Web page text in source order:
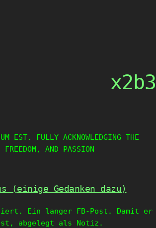
x2b3
EST. FULLY ACKNOWLEDGING THE
AND PASSION
(einige Gedanken dazu)
Ein langer FB-Post. Damit er
abgelegt als Notiz.